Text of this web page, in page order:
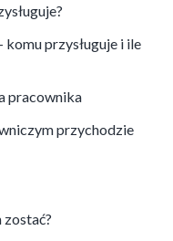
przysługuje i ile
pracownika
przychodzie